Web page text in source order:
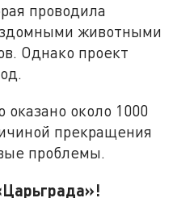
проводила
животными
Однако проект
около 1000
прекращения
проблемы.